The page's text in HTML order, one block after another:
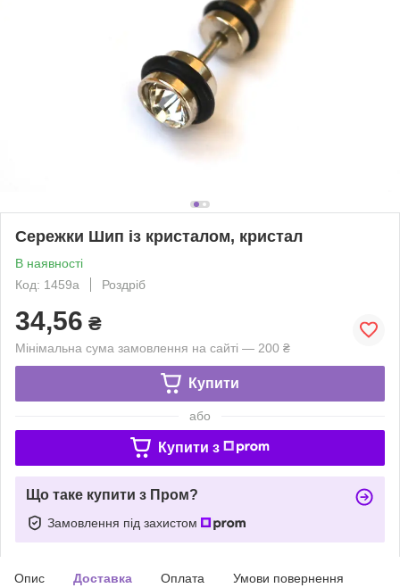
Сережки Шип із кристалом, кристал
В наявності
Код: 1459a
Роздріб
34,56 ₴
Мінімальна сума замовлення на сайті — 200 ₴
Купити
або
Купити з
Що таке купити з Пром?
Замовлення під захистом
Опис Доставка Оплата Умови повернення